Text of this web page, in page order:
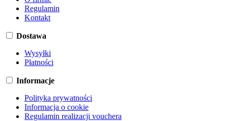
Regulamin
Kontakt
Dostawa
Wysyłki
Płatności
Informacje
Polityka prywatności
Informacja o cookie
Regulamin realizacji vouchera